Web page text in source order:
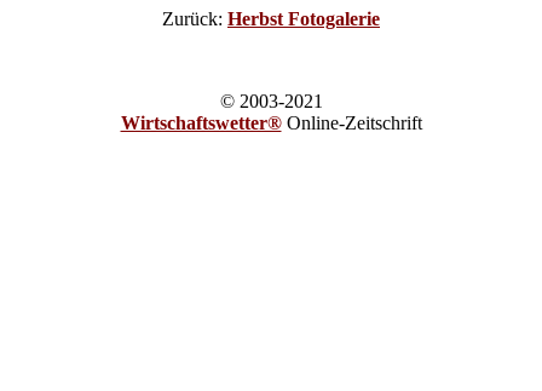
Zurück: Herbst Fotogalerie
© 2003-2021
Wirtschaftswetter®Online-Zeitschrift